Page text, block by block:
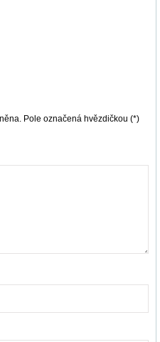
Pole označená hvězdičkou (*)